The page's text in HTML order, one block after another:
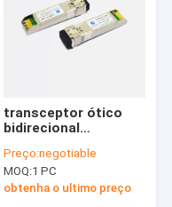
transceptor ótico
bidirecional
de 40km 10G SFP+
SMF
Preço:negotiable
MOQ:1 PC
obtenha o ultimo preço